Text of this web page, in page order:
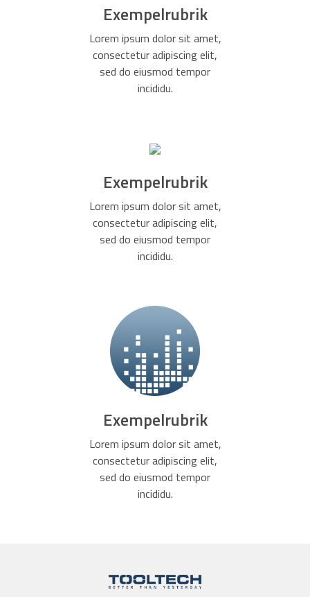
Exempelrubrik
Lorem ipsum dolor sit amet,
consectetur adipiscing elit,
sed do eiusmod tempor
incididu.
Exempelrubrik
Lorem ipsum dolor sit amet,
consectetur adipiscing elit,
sed do eiusmod tempor
incididu.
Exempelrubrik
Lorem ipsum dolor sit amet,
consectetur adipiscing elit,
sed do eiusmod tempor
incididu.